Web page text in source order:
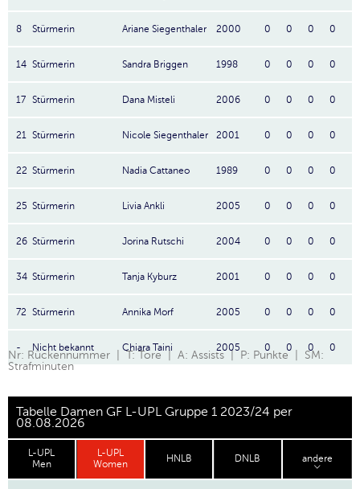
8 Stürmerin Ariane Siegenthaler 2000 0 0 0 0
14 Stürmerin Sandra Briggen 1998 0 0 0 0
17 Stürmerin Dana Misteli 2006 0 0 0 0
21 Stürmerin Nicole Siegenthaler 2001 0 0 0 0
22 Stürmerin Nadia Cattaneo 1989 0 0 0 0
25 Stürmerin Livia Ankli 2005 0 0 0 0
26 Stürmerin Jorina Rutschi 2004 0 0 0 0
34 Stürmerin Tanja Kyburz 2001 0 0 0 0
72 Stürmerin Annika Morf 2005 0 0 0 0
- Nicht bekannt Chiara Taini 2005 0 0 0 0
Nr: Rückennummer | T: Tore | A: Assists | P: Punkte | SM:
Strafminuten
Tabelle Damen GF L-UPL Gruppe 1 2023/24 per
08.08.2026
L-UPL
Men
L-UPL
Women
HNLB DNLB andere